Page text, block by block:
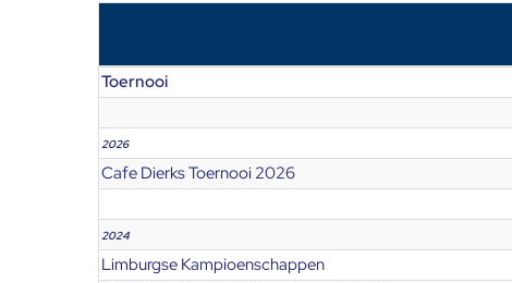
Toernooi
2026
Cafe Dierks Toernooi 2026
2024
Limburgse Kampioenschappen